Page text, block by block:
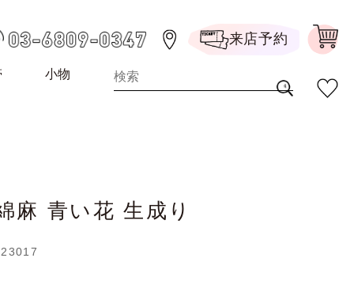
来店予約
小物
麻 青い花 生成り